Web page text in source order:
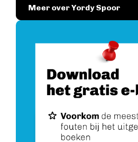
Meer over Yordy Spoor